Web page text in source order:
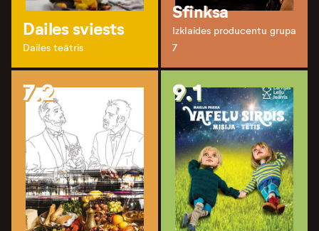
Dailes sviests
Dailes teātris
Sfinksa
Izklaides producentu grupa
7
7.2 9.1